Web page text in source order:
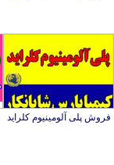
فروش پلی آلومینیوم کلراید